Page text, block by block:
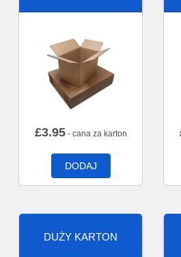
£3.95- cana za karton
DODAJ
DUŻY KARTON